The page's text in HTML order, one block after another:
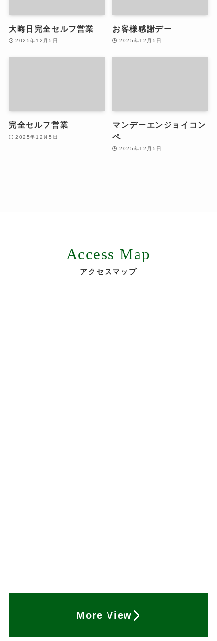
大晦日完全セルフ営業
2025年12月5日
お客様感謝デー
2025年12月5日
完全セルフ営業
2025年12月5日
マンデーエンジョイコン
ペ
2025年12月5日
Access Map
アクセスマップ
More View